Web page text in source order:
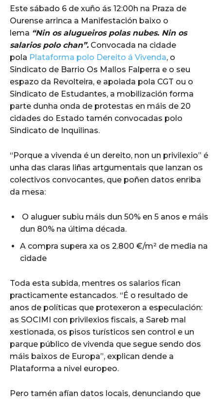
Este sábado 6 de xuño ás 12:00h na Praza de
Ourense arrinca a Manifestación baixo o
lema “Nin os alugueiros polas nubes. Nin os
salarios polo chan”. Convocada na cidade
pola Plataforma polo Dereito á Vivenda, o
Sindicato de Barrio Os Mallos Falperra e o seu
espazo da Revolteira, e apoiada pola CGT ou o
Sindicato de Estudantes, a mobilización forma
parte dunha onda de protestas en máis de 20
cidades do Estado tamén convocadas polo
Sindicato de Inquilinas.
“Porque a vivenda é un dereito, non un privilexio” é
unha das claras liñas artgumentais que lanzan os
colectivos convocantes, que poñen datos enriba
da mesa:
O aluguer subiu máis dun 50% en 5 anos e máis
dun 80% na última década.
A compra supera xa os 2.800 €/m² de media na
cidade
Toda esta subida, mentres os salarios fican
practicamente estancados. “É o resultado de
anos de políticas que protexeron a especulación:
as SOCIMI con privilexios fiscais, a Sareb mal
xestionada, os pisos turísticos sen control e un
parque público de vivenda que segue sendo dos
máis baixos de Europa”, explican dende a
Plataforma a nivel europeo.
Pero tamén afían datos locais, denunciando que